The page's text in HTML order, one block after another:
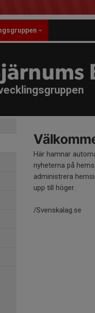
Här hamnar
nyheterna på
administrera
upp till höger.
/Svenskalag.se